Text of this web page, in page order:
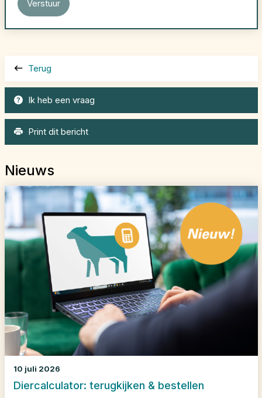
Terug
Ik heb een vraag
Print dit bericht
Nieuws
10 juli 2026
Diercalculator: terugkijken & bestellen